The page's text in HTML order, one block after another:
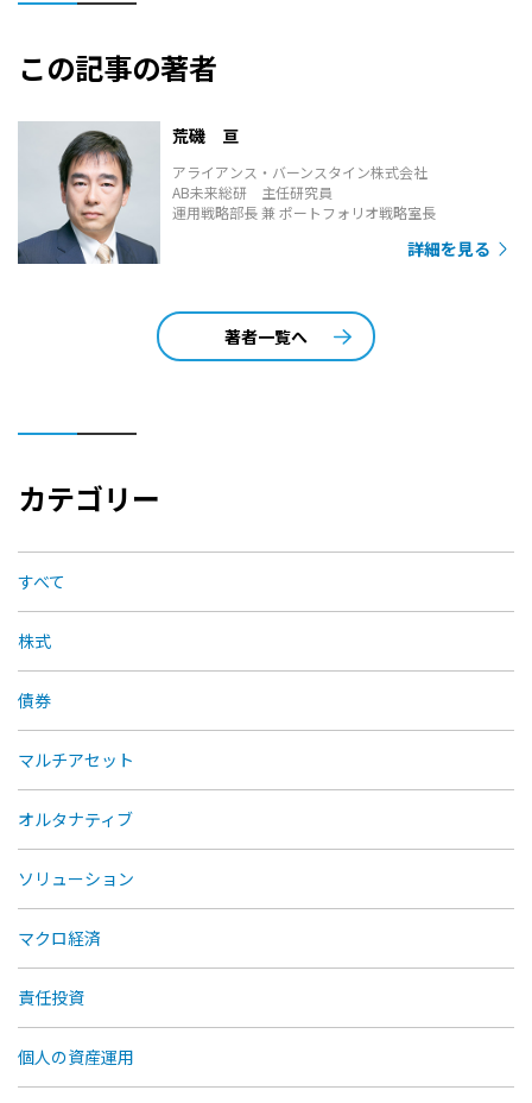
この記事の著者
荒磯 亘
アライアンス・バーンスタイン株式会社
AB未来総研 主任研究員
運用戦略部長 兼 ポートフォリオ戦略室長
詳細を見る
著者一覧へ
カテゴリー
すべて
株式
債券
マルチアセット
オルタナティブ
ソリューション
マクロ経済
責任投資
個人の資産運用